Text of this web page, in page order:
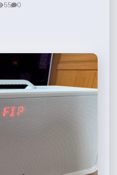
55
0